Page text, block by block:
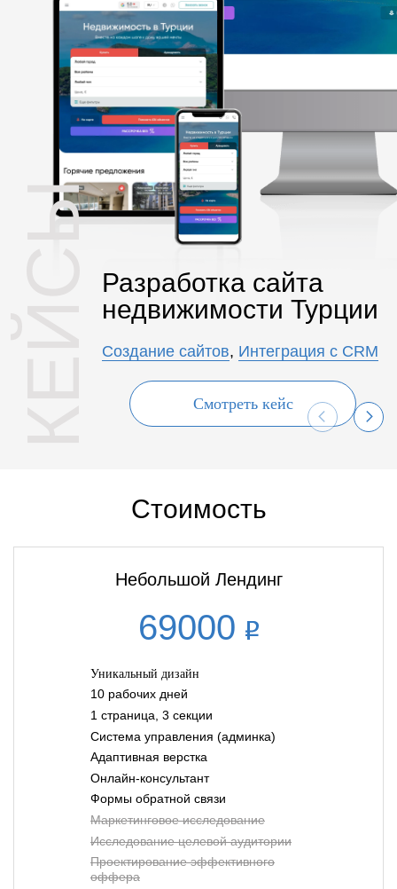
Разработка сайта
недвижимости Турции
Создание сайтов, Интеграция с CRM
Смотреть кейс
Стоимость
Небольшой Лендинг
69000
Уникальный дизайн
10 рабочих дней
1 страница, 3 секции
Система управления (админка)
Адаптивная верстка
Онлайн-консультант
Формы обратной связи
Маркетинговое исследование
Исследование целевой аудитории
Проектирование эффективного
оффера